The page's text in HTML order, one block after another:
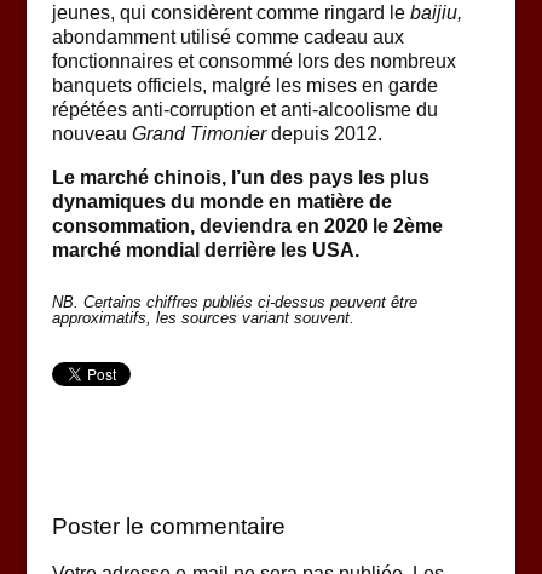
jeunes, qui considèrent comme ringard le baijiu,
abondamment utilisé comme cadeau aux
fonctionnaires et consommé lors des nombreux
banquets officiels, malgré les mises en garde
répétées anti-corruption et anti-alcoolisme du
nouveau Grand Timonierdepuis 2012.
Le marché chinois, l’un des pays les plus
dynamiques du monde en matière de
consommation, deviendra en 2020 le 2ème
marché mondial derrière les USA.
NB. Certains chiffres publiés ci-dessus peuvent être
approximatifs, les sources variant souvent.
Poster le commentaire